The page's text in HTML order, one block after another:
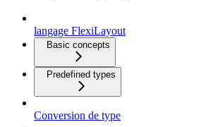
langage FlexiLayout
Basic concepts
Predefined types
Conversion de type